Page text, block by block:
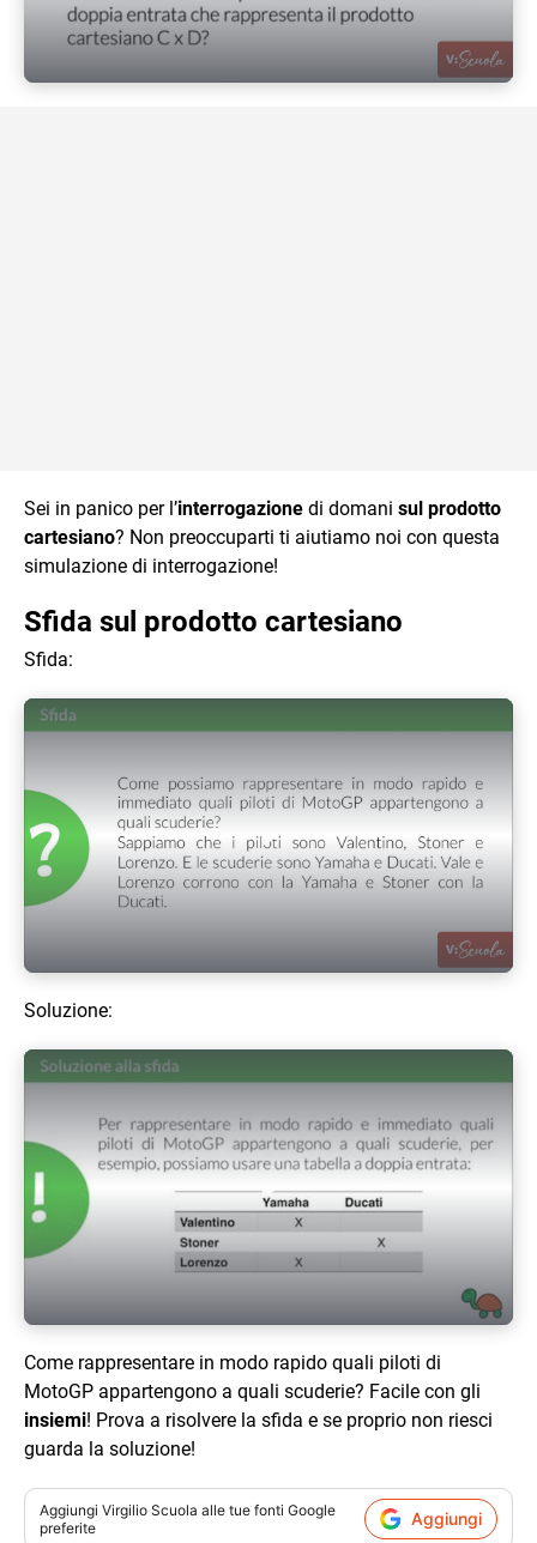
Sei in panico per l’interrogazione di domani sul prodotto
cartesiano? Non preoccuparti ti aiutiamo noi con questa
simulazione di interrogazione!
Sfida sul prodotto cartesiano
Sfida:
Play Video
Soluzione:
Play Video
Come rappresentare in modo rapido quali piloti di
MotoGP appartengono a quali scuderie? Facile con gli
insiemi! Prova a risolvere la sfida e se proprio non riesci
guarda la soluzione!
Aggiungi Virgilio Scuola alle tue fonti Google
preferite
Aggiungi